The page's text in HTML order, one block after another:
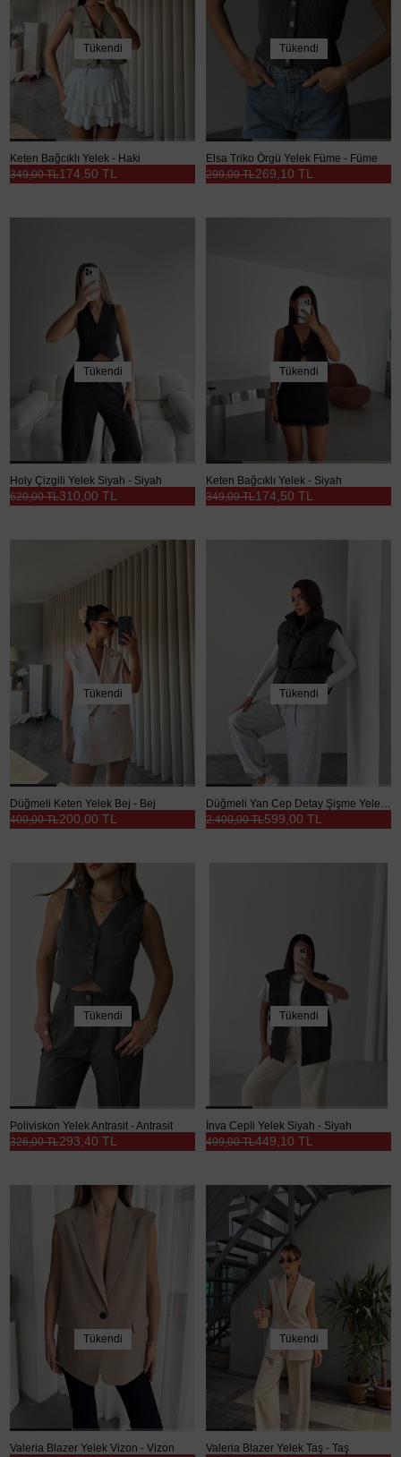
Tükendi
Keten Bağcıklı Yelek - Haki
174,50 TL
349,00 TL
Tükendi
Elsa Triko Örgü Yelek Füme - Füme
269,10 TL
299,00 TL
Tükendi
Holy Çizgili Yelek Siyah - Siyah
310,00 TL
620,00 TL
Tükendi
Keten Bağcıklı Yelek - Siyah
174,50 TL
349,00 TL
Tükendi
Düğmeli Keten Yelek Bej - Bej
200,00 TL
400,00 TL
Tükendi
599,00 TL
2.400,00 TL
Tükendi
Poliviskon Yelek Antrasit - Antrasit
293,40 TL
326,00 TL
Tükendi
İnva Cepli Yelek Siyah - Siyah
449,10 TL
499,00 TL
Tükendi
Valeria Blazer Yelek Vizon - Vizon
Tükendi
Valeria Blazer Yelek Taş - Taş